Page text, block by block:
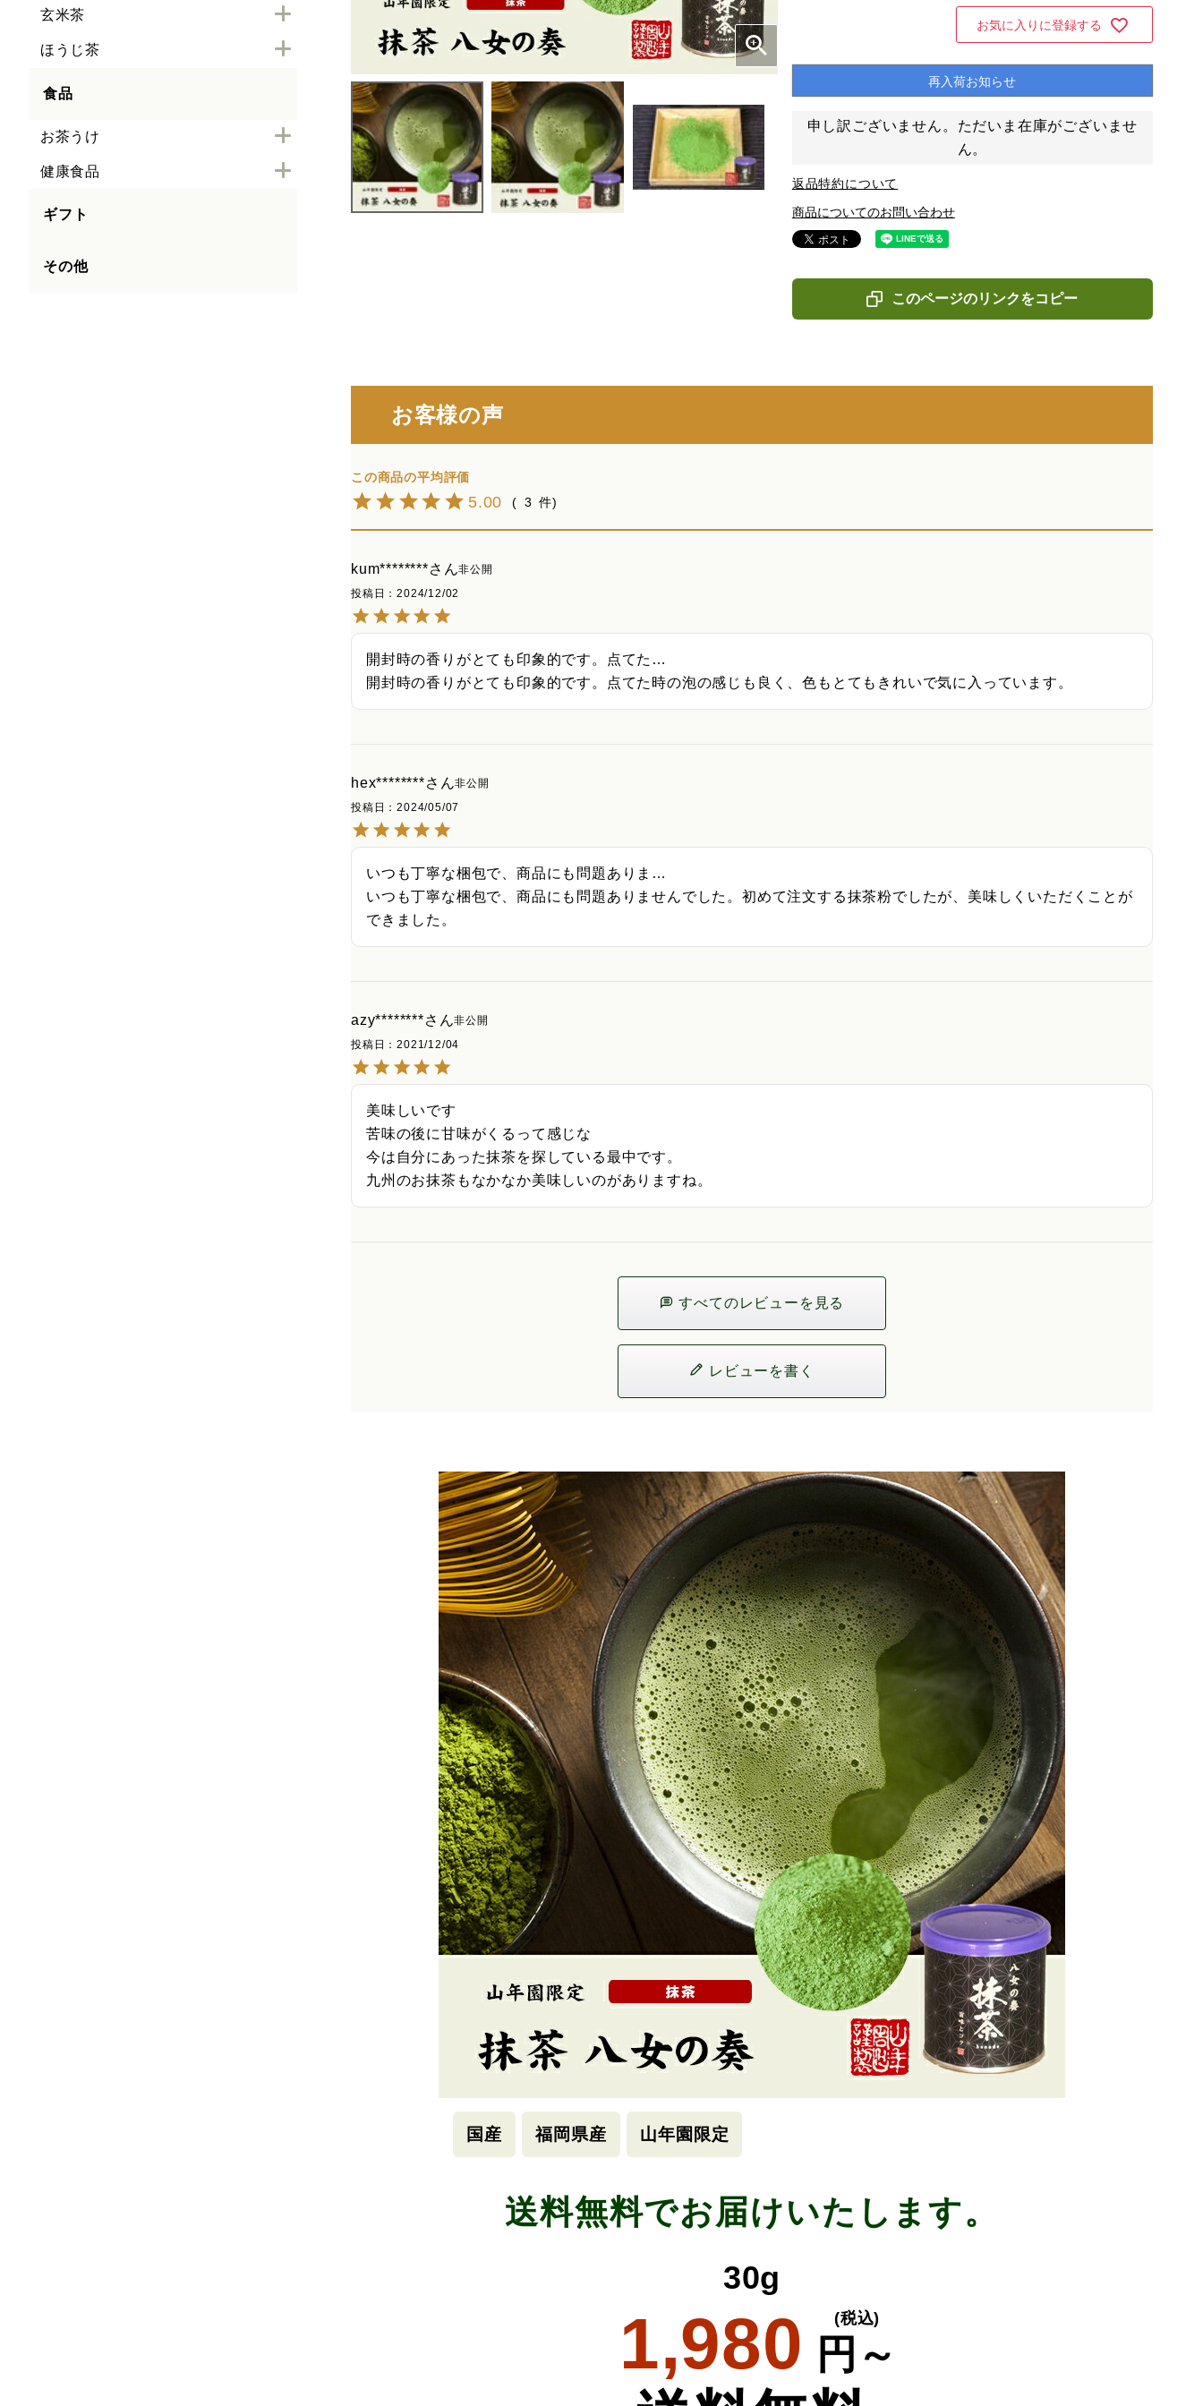
玄米茶
ほうじ茶
食品
お茶うけ
健康食品
ギフト
その他
お気に入りに登録する
再入荷お知らせ
申し訳ございません。ただいま在庫がございませ
ん。
返品特約について
商品についてのお問い合わせ
このページのリンクをコピー
お客様の声
5.00 3
kum********
非公開
投稿日
2024/12/02
開封時の香りがとても印象的です。点てた…
開封時の香りがとても印象的です。点てた時の泡の感じも良く、色もとてもきれいで気に入っています。
hex********
非公開
投稿日
2024/05/07
いつも丁寧な梱包で、商品にも問題ありま…
いつも丁寧な梱包で、商品にも問題ありませんでした。初めて注文する抹茶粉でしたが、美味しくいただくことが
できました。
azy********
非公開
投稿日
2021/12/04
美味しいです
苦味の後に甘味がくるって感じな
今は自分にあった抹茶を探している最中です。
九州のお抹茶もなかなか美味しいのがありますね。
すべてのレビューを見る
レビューを書く
国産 福岡県産 山年園限定
送料無料でお届けいたします。
30g
1,980 円～
(税込)